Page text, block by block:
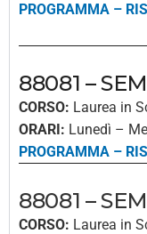
PROGRAMMA –
88081 –
CORSO: Laurea in
ORARI: Lunedì –
PROGRAMMA –
88081 –
CORSO: Laurea in